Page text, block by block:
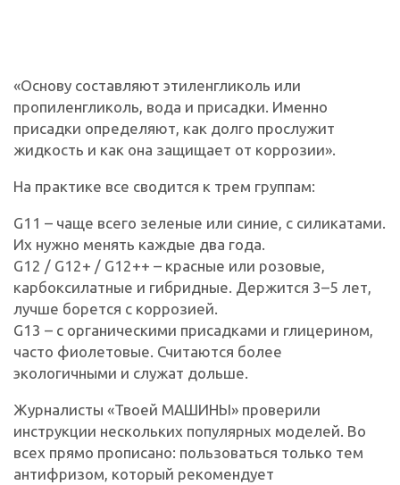
«Основу составляют этиленгликоль или
пропиленгликоль, вода и присадки. Именно
присадки определяют, как долго прослужит
жидкость и как она защищает от коррозии».
На практике все сводится к трем группам:
G11 – чаще всего зеленые или синие, с силикатами.
Их нужно менять каждые два года.
G12 / G12+ / G12++ – красные или розовые,
карбоксилатные и гибридные. Держится 3–5 лет,
лучше борется с коррозией.
G13 – с органическими присадками и глицерином,
часто фиолетовые. Считаются более
экологичными и служат дольше.
Журналисты «Твоей МАШИНЫ» проверили
инструкции нескольких популярных моделей. Во
всех прямо прописано: пользоваться только тем
антифризом, который рекомендует